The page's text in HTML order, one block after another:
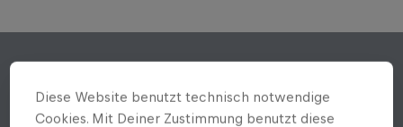
Diese Website benutzt technisch notwendige
Cookies. Mit Deiner Zustimmung benutzt diese